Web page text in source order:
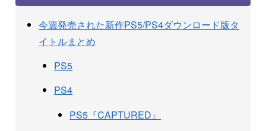
今週発売された新作PS5/PS4ダウンロード版タ
イトルまとめ
PS5
PS4
PS5『CAPTURED』